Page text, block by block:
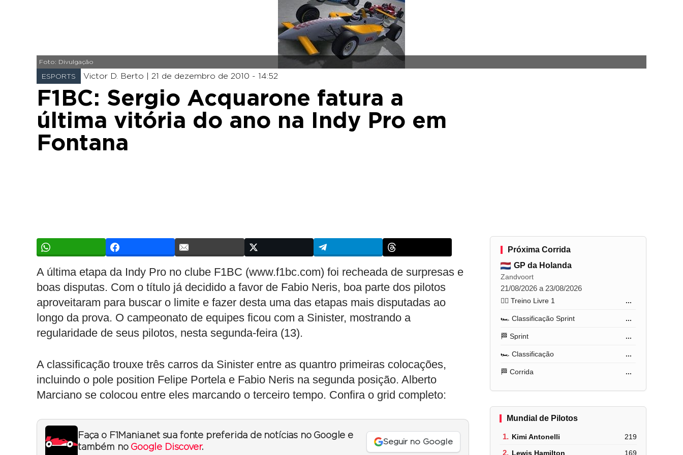
Foto: Divulgação
ESPORTS Victor D. Berto | 21 de dezembro de 2010 - 14:52
F1BC: Sergio Acquarone fatura a
última vitória do ano na Indy Pro em
Fontana
A última etapa da Indy Pro no clube F1BC (www.f1bc.com) foi recheada de surpresas e
boas disputas. Com o título já decidido a favor de Fabio Neris, boa parte dos pilotos
aproveitaram para buscar o limite e fazer desta uma das etapas mais disputadas ao
longo da prova. O campeonato de equipes ficou com a Sinister, mostrando a
regularidade de seus pilotos, nesta segunda-feira (13).
A classificação trouxe três carros da Sinister entre as quantro primeiras colocações,
incluindo o pole position Felipe Portela e Fabio Neris na segunda posição. Alberto
Marciano se colocou entre eles marcando o terceiro tempo. Confira o grid completo:
Faça o F1Mania.net sua fonte preferida de notícias no Google e
também no Google Discover.
Seguir no Google
Próxima Corrida
GP da Holanda
Zandvoort
21/08/2026 a 23/08/2026
🏋️‍♂️ Treino Livre 1 ...
🏎️ Classificação Sprint ...
🏁 Sprint ...
🏎️ Classificação ...
🏁 Corrida ...
Mundial de Pilotos
1. Kimi Antonelli 219
2. Lewis Hamilton 169